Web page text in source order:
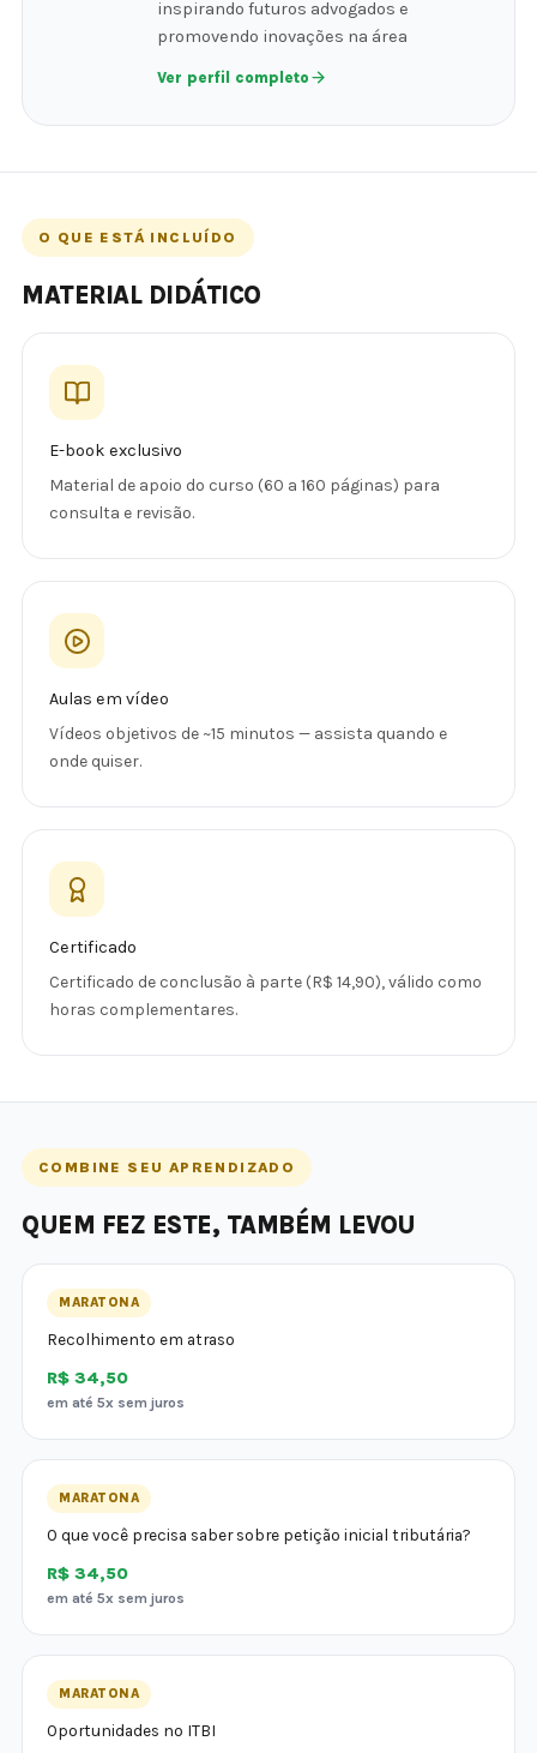
inspirando futuros advogados e
promovendo inovações na área
Ver perfil completo
O QUE ESTÁ INCLUÍDO
MATERIAL DIDÁTICO
E-book exclusivo
Material de apoio do curso (60 a 160 páginas) para
consulta e revisão.
Aulas em vídeo
Vídeos objetivos de ~15 minutos — assista quando e
onde quiser.
Certificado
Certificado de conclusão à parte (R$ 14,90), válido como
horas complementares.
COMBINE SEU APRENDIZADO
QUEM FEZ ESTE, TAMBÉM LEVOU
MARATONA
Recolhimento em atraso
R$ 34,50
em até 5x sem juros
MARATONA
O que você precisa saber sobre petição inicial tributária?
R$ 34,50
em até 5x sem juros
MARATONA
Oportunidades no ITBI